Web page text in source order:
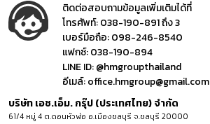
ติดต่อสอบถามข้อมูลเพิ่มเติมได้ที่
โทรศัพท์:038-190-891 ถึง 3
เบอร์มือถือ:098-246-8540
แฟกซ์:038-190-894
LINE ID:@hmgroupthailand
อีเมล์:office.hmgroup@gmail.com
บริษัท เอช.เอ็ม. กรุ๊ป (ประเทศไทย) จำกัด
61/4 หมู่ 4 ต.ดอนหัวฬ่อ อ.เมืองชลบุรี จ.ชลบุรี 20000